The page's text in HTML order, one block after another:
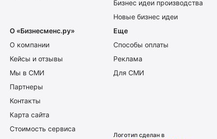
Бизнес идеи производства
Новые бизнес идеи
О «Бизнесменс.ру»
О компании
Кейсы и отзывы
Мы в СМИ
Партнеры
Контакты
Карта сайта
Стоимость сервиса
Еще
Способы оплаты
Реклама
Для СМИ
Логотип сделан в